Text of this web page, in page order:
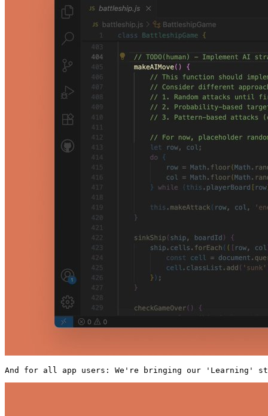
And for all app users: We're bringing our 'Learning'